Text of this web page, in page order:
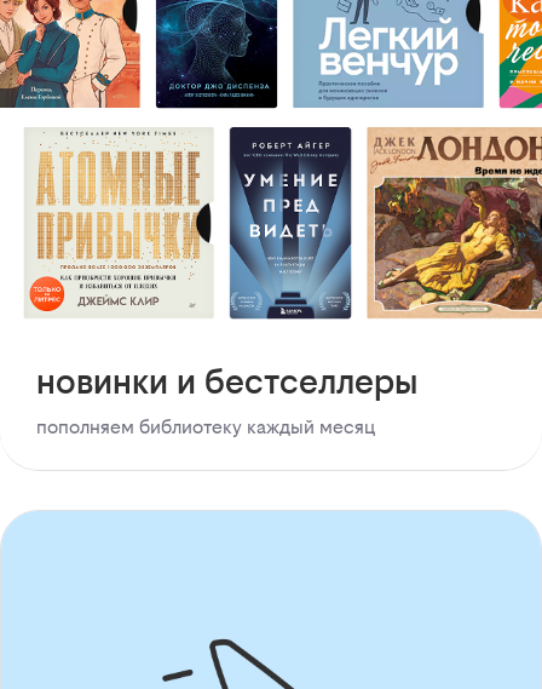
новинки и бестселлеры
пополняем библиотеку каждый месяц